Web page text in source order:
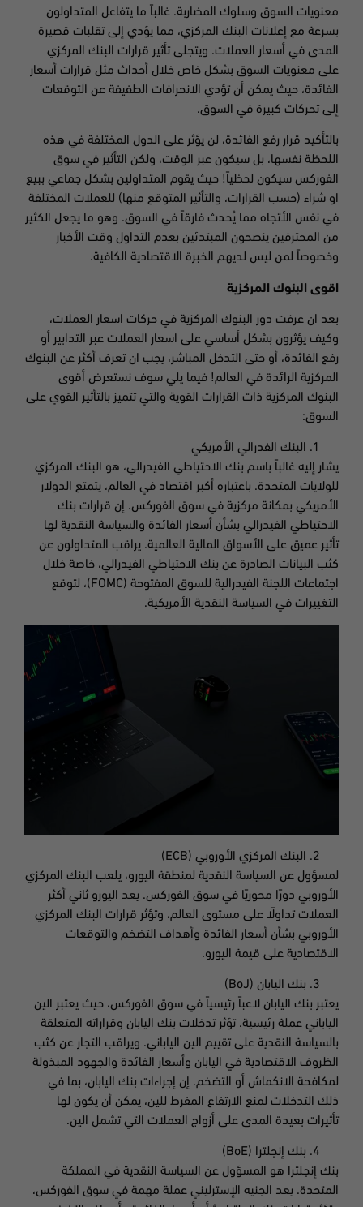
معنويات السوق وسلوك المضاربة. غالباً ما يتفاعل المتداولون
بسرعة مع إعلانات البنك المركزي، مما يؤدي إلى تقلبات قصيرة
المدى في أسعار العملات. ويتجلى تأثير قرارات البنك المركزي
على معنويات السوق بشكل خاص خلال أحداث مثل قرارات أسعار
الفائدة، حيث يمكن أن تؤدي الانحرافات الطفيفة عن التوقعات
إلى تحركات كبيرة في السوق.
بالتأكيد قرار رفع الفائدة، لن يؤثر على الدول المختلفة في هذه
اللحظة نفسها، بل سيكون عبر الوقت، ولكن التأثير في سوق
الفوركس سيكون لحظياً! حيث يقوم المتداولين بشكل جماعي ببيع
او شراء (حسب القرارات، والتأثير المتوقع منها) للعملات المختلفة
في نفس الأتجاه مما يُحدث فارقاً في السوق. وهو ما يجعل الكثير
من المحترفين ينصحون المبتدئين بعدم التداول وقت الأخبار
وخصوصاً لمن ليس لديهم الخبرة الاقتصادية الكافية.
اقوى البنوك المركزية
بعد ان عرفت دور البنوك المركزية في حركات اسعار العملات،
وكيف يؤثرون بشكل أساسي على اسعار العملات عبر التدابير أو
رفع الفائدة، أو حتى التدخل المباشر، يجب ان تعرف أكثر عن البنوك
المركزية الرائدة في العالم! فيما يلي سوف نستعرض أقوى
البنوك المركزية ذات القرارات القوية والتي تتميز بالتأثير القوي على
السوق:
البنك الفدرالي الأمريكي
يشار إليه غالباً باسم بنك الاحتياطي الفيدرالي، هو البنك المركزي
للولايات المتحدة. باعتباره أكبر اقتصاد في العالم، يتمتع الدولار
الأمريكي بمكانة مركزية في سوق الفوركس. إن قرارات بنك
الاحتياطي الفيدرالي بشأن أسعار الفائدة والسياسة النقدية لها
تأثير عميق على الأسواق المالية العالمية. يراقب المتداولون عن
كثب البيانات الصادرة عن بنك الاحتياطي الفيدرالي، خاصة خلال
اجتماعات اللجنة الفيدرالية للسوق المفتوحة (FOMC)، لتوقع
التغييرات في السياسة النقدية الأمريكية.
البنك المركزي الأوروبي (ECB)
لمسؤول عن السياسة النقدية لمنطقة اليورو، يلعب البنك المركزي
الأوروبي دورًا محوريًا في سوق الفوركس. يعد اليورو ثاني أكثر
العملات تداولًا على مستوى العالم، وتؤثر قرارات البنك المركزي
الأوروبي بشأن أسعار الفائدة وأهداف التضخم والتوقعات
الاقتصادية على قيمة اليورو.
بنك اليابان (BoJ)
يعتبر بنك اليابان لاعباً رئيسياً في سوق الفوركس، حيث يعتبر الين
الياباني عملة رئيسية. تؤثر تدخلات بنك اليابان وقراراته المتعلقة
بالسياسة النقدية على تقييم الين الياباني. ويراقب التجار عن كثب
الظروف الاقتصادية في اليابان وأسعار الفائدة والجهود المبذولة
لمكافحة الانكماش أو التضخم. إن إجراءات بنك اليابان، بما في
ذلك التدخلات لمنع الارتفاع المفرط للين، يمكن أن يكون لها
تأثيرات بعيدة المدى على أزواج العملات التي تشمل الين.
بنك إنجلترا (BoE)
بنك إنجلترا هو المسؤول عن السياسة النقدية في المملكة
المتحدة. يعد الجنيه الإسترليني عملة مهمة في سوق الفوركس،